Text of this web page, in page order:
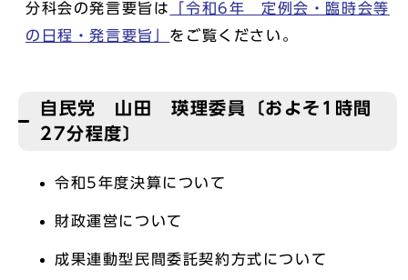
分科会の発言要旨は
「令和6年 定例会・臨時会等
の日程・発言要旨」 をご覧ください。
自民党 山田 瑛理委員〔およそ1時間
27分程度〕
令和5年度決算について
財政運営について
成果連動型民間委託契約方式について